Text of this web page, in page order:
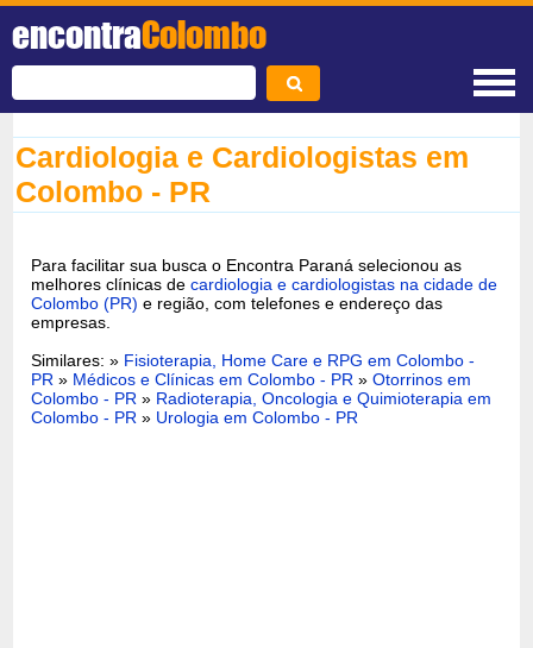
encontraColombo
Cardiologia e Cardiologistas em
Colombo - PR
Para facilitar sua busca o Encontra Paraná selecionou as
melhores clínicas decardiologia e cardiologistas na cidade de
Colombo (PR) e região, com telefones e endereço das
empresas.
Similares: » Fisioterapia, Home Care e RPG em Colombo -
PR » Médicos e Clínicas em Colombo - PR »Otorrinos em
Colombo - PR » Radioterapia, Oncologia e Quimioterapia em
Colombo - PR » Urologia em Colombo - PR